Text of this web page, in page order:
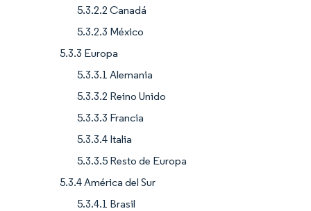
5.3.2.2 Canadá
5.3.2.3 México
5.3.3 Europa
5.3.3.1 Alemania
5.3.3.2 Reino Unido
5.3.3.3 Francia
5.3.3.4 Italia
5.3.3.5 Resto de Europa
5.3.4 América del Sur
5.3.4.1 Brasil